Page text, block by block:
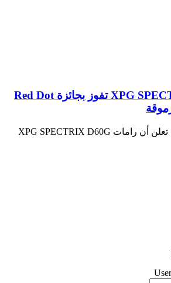
رامات XPG SPECTRIX D60G تفوز بجائزة Red Dot
يسر شركة ADATA أن تعلن أن رامات XPG SPECTRIX D60G